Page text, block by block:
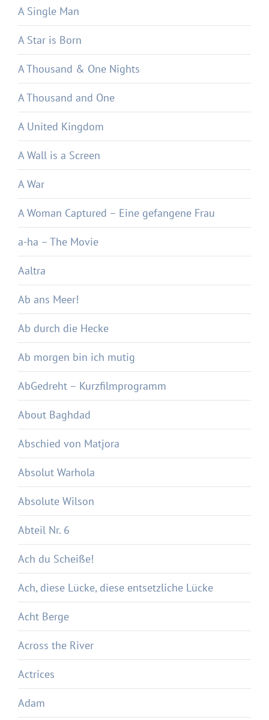
A Single Man
A Star is Born
A Thousand & One Nights
A Thousand and One
A United Kingdom
A Wall is a Screen
A War
A Woman Captured – Eine gefangene Frau
a-ha – The Movie
Aaltra
Ab ans Meer!
Ab durch die Hecke
Ab morgen bin ich mutig
AbGedreht – Kurzfilmprogramm
About Baghdad
Abschied von Matjora
Absolut Warhola
Absolute Wilson
Abteil Nr. 6
Ach du Scheiße!
Ach, diese Lücke, diese entsetzliche Lücke
Acht Berge
Across the River
Actrices
Adam